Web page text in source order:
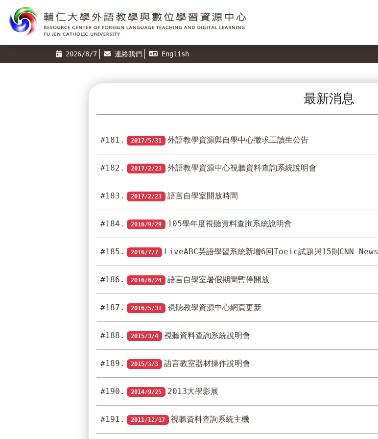
2026/8/7 連絡我們 English
最新消息
#181. 2017/5/31 外語教學資源與自學中心徵求工讀生公告
#182. 2017/2/23 外語教學資源中心視聽資料查詢系統說明會
#183. 2017/2/23 語言自學室開放時間
#184. 2016/9/29 105學年度視聽資料查詢系統說明會
#185. 2016/7/7 LiveABC英語學習系統新增6回Toeic試題與15則CNN News
#186. 2016/6/24 語言自學室暑假期間暫停開放
#187. 2016/5/31 視聽教學資源中心網頁更新
#188. 2015/3/4 視聽資料查詢系統說明會
#189. 2015/3/3 語言教室器材操作說明會
#190. 2014/9/25 2013大學影展
#191. 2011/12/17 視聽資料查詢系統主機